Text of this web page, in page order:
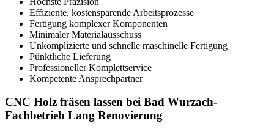
Effiziente, kostensparende Arbeitsprozesse
Fertigung komplexer Komponenten
Minimaler Materialausschuss
Unkomplizierte und schnelle maschinelle Fertigung
Pünktliche Lieferung
Professioneller Komplettservice
Kompetente Ansprechpartner
CNC Holz fräsen lassen bei Bad Wurzach-
Fachbetrieb Lang Renovierung